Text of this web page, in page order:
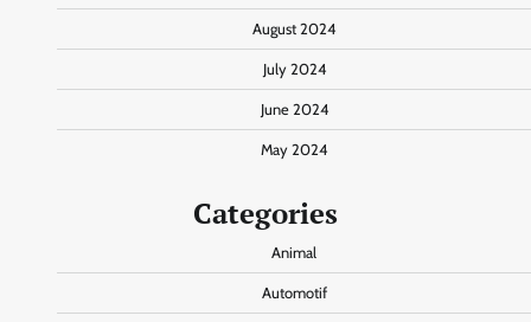
August 2024
July 2024
June 2024
May 2024
Categories
Animal
Automotif